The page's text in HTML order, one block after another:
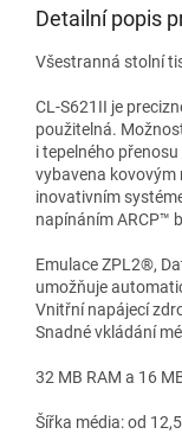
Detailní popis
Všestranná stolní
CL-S621II je
použitelná.
i tepelného
vybavena kovovým
inovativním
napínáním ARCP™
Emulace ZPL2®,
umožňuje
Vnitřní napájecí
Snadné vkládání
32 MB RAM a 16
Šířka média: od